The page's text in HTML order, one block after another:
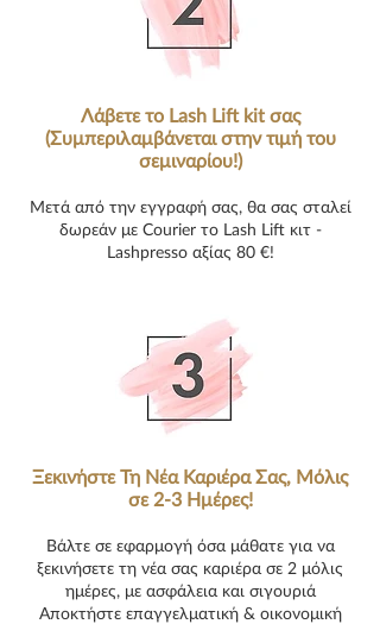
Λάβετε το Lash Lift kit σας
(Συμπεριλαμβάνεται στην τιμή του
σεμιναρίου!)
Μετά από την εγγραφή σας, θα σας σταλεί
δωρεάν με Courier το Lash Lift κιτ -
Lashpresso αξίας 80 €!
Ξεκινήστε Τη Νέα Καριέρα Σας, Μόλις
σε 2-3 Ημέρες!
Βάλτε σε εφαρμογή όσα μάθατε για να
ξεκινήσετε τη νέα σας καριέρα σε 2 μόλις
ημέρες, με ασφάλεια και σιγουριά
Αποκτήστε επαγγελματική & οικονομική